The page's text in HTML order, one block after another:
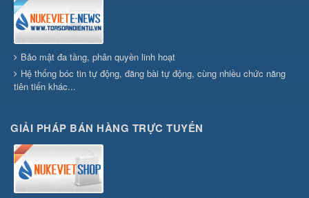
Bảo mật đa tầng, phân quyền linh hoạt
Hệ thống bóc tin tự động, đăng bài tự động, cùng nhiều chức năng
tiên tiến khác...
GIẢI PHÁP BÁN HÀNG TRỰC TUYẾN